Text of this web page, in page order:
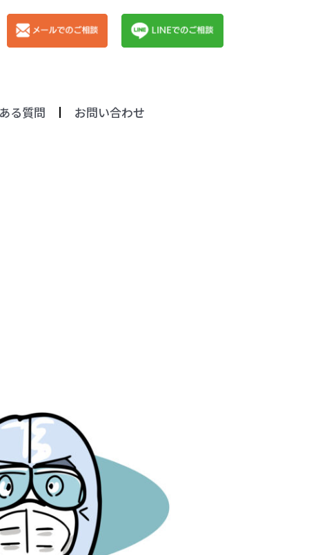
る質問 お問い合わせ